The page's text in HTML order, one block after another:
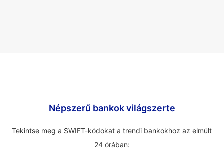
Népszerű bankok világszerte
Tekintse meg a SWIFT-kódokat a trendi bankokhoz az elmúlt
24 órában: